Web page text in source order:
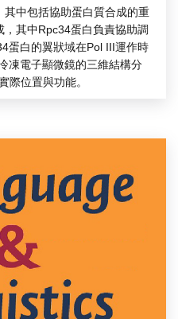
中包括協助蛋白質合成的重
其中Rpc34蛋白負責協助調
蛋白的翼狀域在Pol III運作時
凍電子顯微鏡的三維結構分
際位置與功能。